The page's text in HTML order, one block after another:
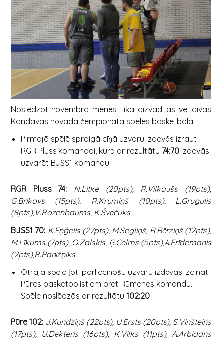
Noslēdzot novembra mēnesi tika aizvadītas vēl divas
Kandavas novada čempionāta spēles basketbolā.
Pirmajā spēlē spraigā cīņā uzvaru izdevās izraut
RGR Pluss komandai, kura ar rezultātu 74:70izdevās
uzvarēt BJSS1 komandu.
RGR Pluss 74:
N.Litke (20pts), R.Vilkaušs (19pts),
G.Brikovs (15pts), R.Krūmiņš (10pts), L.Grugulis
(8pts),V.Rozenbaums, K.Švečuks
BJSS1 70: K.Eņģelis (27pts), M.Segliņš, R.Bērziņš (12pts),
M.Līkums (7pts), O.Zalskis, Ģ.Celms (5pts),A.Frīdemanis
(2pts),R.Panižņiks
Otrajā spēlē ļoti pārliecinošu uzvaru izdevās izcīnāt
Pūres basketbolistiem pret Rūmenes komandu.
Spēle noslēdzās ar rezultātu 102:20
Pūre 102: J.Kundziņš (22pts), U.Ersts (20pts), S.Vinšteins
(17pts), U.Dekteris (16pts), K.Vilks (11pts), A.Arbidāns